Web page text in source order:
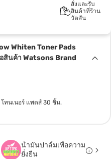
สั่งและรับ
สินค้าที่ร้าน
วัตสัน
Whiten Toner Pads
สินค้า Watsons Brand
โทนเนอร์ แพดส์ 30 ชิ้น.
น้ำมันปาล์มเพื่อความ
ยั่งยืน